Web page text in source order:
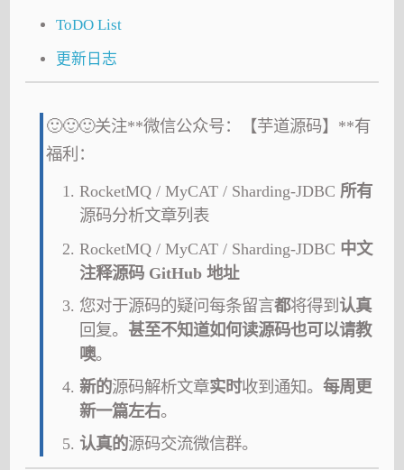
ToDO List
更新日志
🙂🙂🙂关注**微信公众号：【芋道源码】**有
福利：
RocketMQ / MyCAT / Sharding-JDBC 所有
源码分析文章列表
RocketMQ / MyCAT / Sharding-JDBC 中文
注释源码 GitHub 地址
您对于源码的疑问每条留言都将得到 认真
回复。 甚至不知道如何读源码也可以请教
噢。
新的源码解析文章实时收到通知。每周更
新一篇左右。
认真的源码交流微信群。